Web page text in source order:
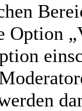
Option